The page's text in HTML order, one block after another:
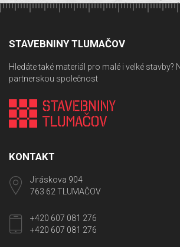
STAVEBNINY TLUMAČOV
Hledáte také materiál pro malé i velké stavby?
partnerskou společnost
KONTAKT
Jiráskova 904
763 62 TLUMAČOV
+420 607 081 276
+420 607 081 276